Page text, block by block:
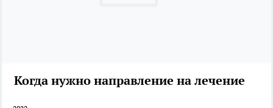
Когда нужно направление на лечение